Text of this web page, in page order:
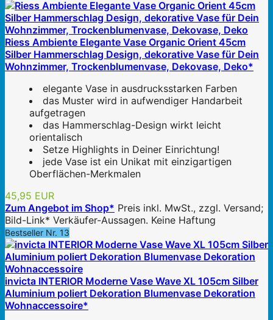
Riess Ambiente Elegante Vase Organic Orient 45cm
Silber Hammerschlag Design, dekorative Vase für Dein
Wohnzimmer, Trockenblumenvase, Dekovase, Deko*
elegante Vase in ausdrucksstarken Farben
das Muster wird in aufwendiger Handarbeit
aufgetragen
das Hammerschlag-Design wirkt leicht
orientalisch
Setze Highlights in Deiner Einrichtung!
jede Vase ist ein Unikat mit einzigartigen
Oberflächen-Merkmalen
45,95 EUR
Zum Angebot im Shop* Preis inkl. MwSt., zzgl. Versand;
Bild-Link* Verkäufer-Aussagen. Keine Haftung
Bestseller Nr. 13
invicta INTERIOR Moderne Vase Wave XL 105cm Silber
Aluminium poliert Dekoration Blumenvase Dekoration
Wohnaccessoire*